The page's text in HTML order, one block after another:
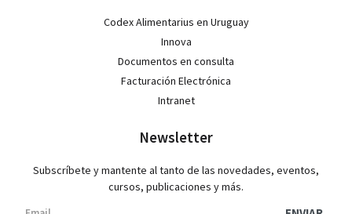
Codex Alimentarius en Uruguay
Innova
Documentos en consulta
Facturación Electrónica
Intranet
Newsletter
Subscríbete y mantente al tanto de las novedades, eventos,
cursos, publicaciones y más.